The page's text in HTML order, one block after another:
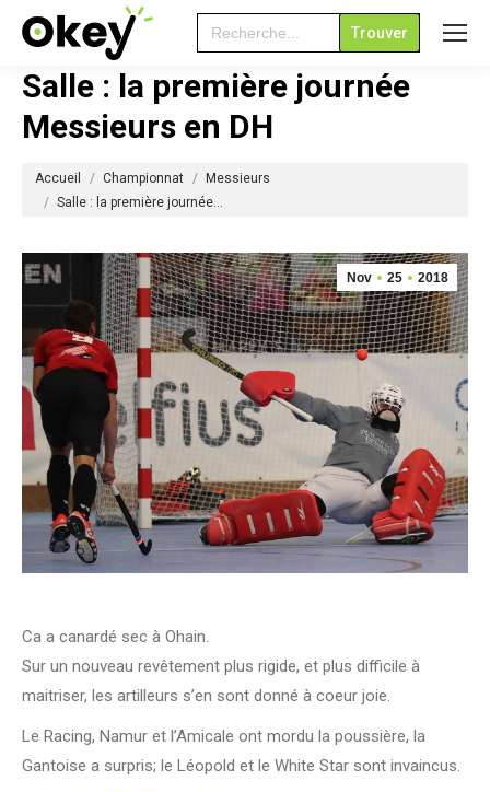
Search
for:
Salle : la première journée
Messieurs en DH
Accueil Championnat
Messieurs
Salle : la première journée…
Nov 25 2018
Ca a canardé sec à Ohain.
Sur un nouveau revêtement plus rigide, et plus difficile à
maitriser, les artilleurs s’en sont donné à coeur joie.
Le Racing, Namur et l’Amicale ont mordu la poussière, la
Gantoise a surpris; le Léopold et le White Star sont invaincus.